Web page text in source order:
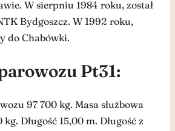
W sierpniu 1984 roku, został
Bydgoszcz. W 1992 roku,
do Chabówki.
Pt31:
97 700 kg. Masa służbowa
Długość 15,00 m. Długość z